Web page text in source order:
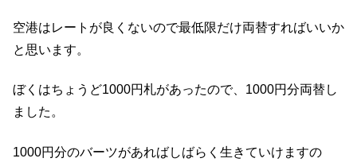
空港はレートが良くないので最低限だけ両替すればいいか
と思います。
ぼくはちょうど1000円札があったので、1000円分両替し
ました。
1000円分のバーツがあればしばらく生きていけますの